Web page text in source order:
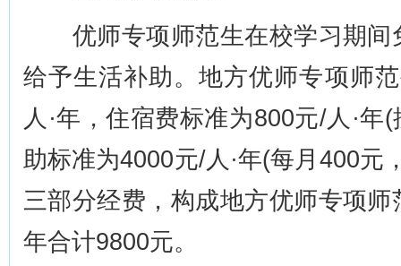
优师专项师范生在校学习期间
给予生活补助。地方优师专项师
人·年，住宿费标准为800元/人·
助标准为4000元/人·年(每月400元
三部分经费，构成地方优师专项
年合计9800元。